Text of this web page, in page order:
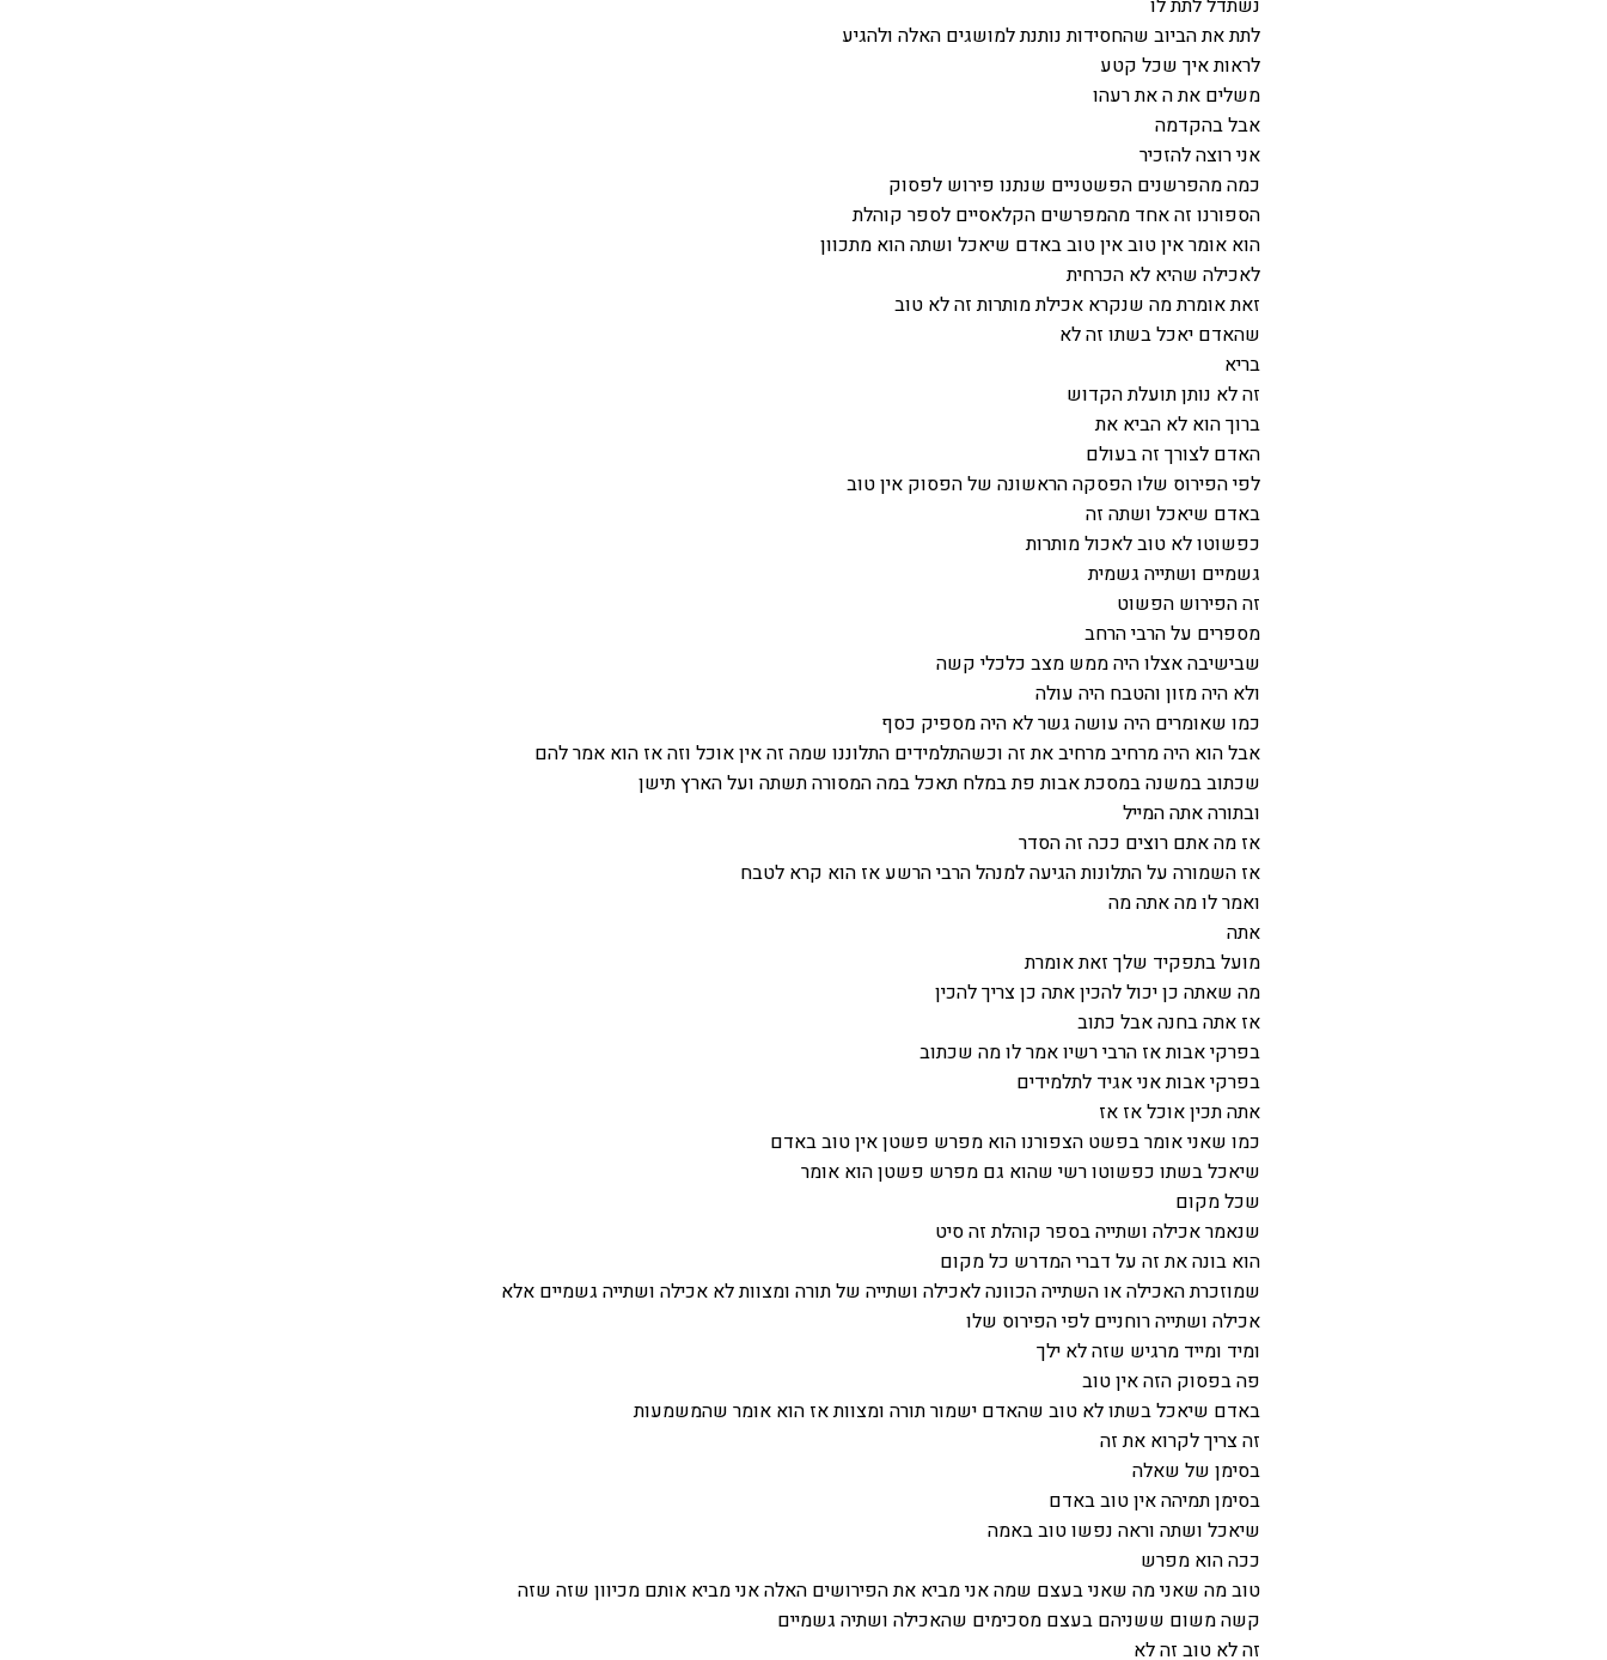
נשתדל לתת לו
לתת את הביוב שהחסידות נותנת למושגים האלה ולהגיע
לראות איך שכל קטע
משלים את ה את רעהו
אבל בהקדמה
אני רוצה להזכיר
כמה מהפרשנים הפשטניים שנתנו פירוש לפסוק
הספורנו זה אחד מהמפרשים הקלאסיים לספר קוהלת
הוא אומר אין טוב אין טוב באדם שיאכל ושתה הוא מתכוון
לאכילה שהיא לא הכרחית
זאת אומרת מה שנקרא אכילת מותרות זה לא טוב
שהאדם יאכל בשתו זה לא
בריא
זה לא נותן תועלת הקדוש
ברוך הוא לא הביא את
האדם לצורך זה בעולם
לפי הפירוס שלו הפסקה הראשונה של הפסוק אין טוב
באדם שיאכל ושתה זה
כפשוטו לא טוב לאכול מותרות
גשמיים ושתייה גשמית
זה הפירוש הפשוט
מספרים על הרבי הרחב
שבישיבה אצלו היה ממש מצב כלכלי קשה
ולא היה מזון והטבח היה עולה
כמו שאומרים היה עושה גשר לא היה מספיק כסף
אבל הוא היה מרחיב מרחיב את זה וכשהתלמידים התלוננו שמה זה אין אוכל וזה אז הוא אמר להם
שכתוב במשנה במסכת אבות פת במלח תאכל במה המסורה תשתה ועל הארץ תישן
ובתורה אתה המייל
אז מה אתם רוצים ככה זה הסדר
אז השמורה על התלונות הגיעה למנהל הרבי הרשע אז הוא קרא לטבח
ואמר לו מה אתה מה
אתה
מועל בתפקיד שלך זאת אומרת
מה שאתה כן יכול להכין אתה כן צריך להכין
אז אתה בחנה אבל כתוב
בפרקי אבות אז הרבי רשיו אמר לו מה שכתוב
בפרקי אבות אני אגיד לתלמידים
אתה תכין אוכל אז אז
כמו שאני אומר בפשט הצפורנו הוא מפרש פשטן אין טוב באדם
שיאכל בשתו כפשוטו רשי שהוא גם מפרש פשטן הוא אומר
שכל מקום
שנאמר אכילה ושתייה בספר קוהלת זה סיט
הוא בונה את זה על דברי המדרש כל מקום
שמוזכרת האכילה או השתייה הכוונה לאכילה ושתייה של תורה ומצוות לא אכילה ושתייה גשמיים אלא
אכילה ושתייה רוחניים לפי הפירוס שלו
ומיד ומייד מרגיש שזה לא ילך
פה בפסוק הזה אין טוב
באדם שיאכל בשתו לא טוב שהאדם ישמור תורה ומצוות אז הוא אומר שהמשמעות
זה צריך לקרוא את זה
בסימן של שאלה
בסימן תמיהה אין טוב באדם
שיאכל ושתה וראה נפשו טוב באמה
ככה הוא מפרש
טוב מה שאני מה שאני בעצם שמה אני מביא את הפירושים האלה אני מביא אותם מכיוון שזה שזה
קשה משום ששניהם בעצם מסכימים שהאכילה ושתיה גשמיים
זה לא טוב זה לא